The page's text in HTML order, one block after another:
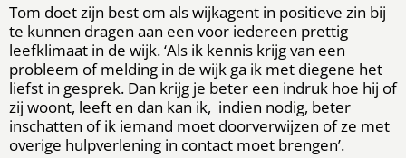
Tom doet zijn best om als wijkagent in positieve zin bij
te kunnen dragen aan een voor iedereen prettig
leefklimaat in de wijk. ‘Als ik kennis krijg van een
probleem of melding in de wijk ga ik met diegene het
liefst in gesprek. Dan krijg je beter een indruk hoe hij of
zij woont, leeft en dan kan ik, indien nodig, beter
inschatten of ik iemand moet doorverwijzen of ze met
overige hulpverlening in contact moet brengen’.